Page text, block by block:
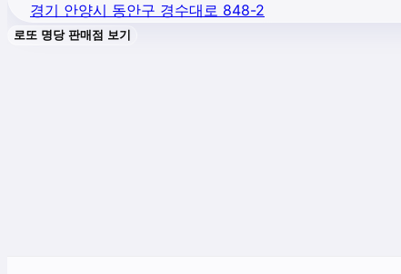
경기 안양시 동안구 경수대로 848-2
로또 명당 판매점 보기